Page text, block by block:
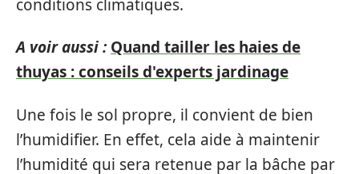
conditions climatiques.
A voir aussi : Quand tailler les haies de
thuyas : conseils d'experts jardinage
Une fois le sol propre, il convient de bien
l’humidifier. En effet, cela aide à maintenir
l’humidité qui sera retenue par la bâche par